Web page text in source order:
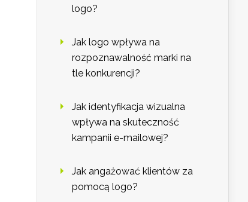
logo?
Jak logo wpływa na
rozpoznawalność marki na
tle konkurencji?
Jak identyfikacja wizualna
wpływa na skuteczność
kampanii e-mailowej?
Jak angażować klientów za
pomocą logo?